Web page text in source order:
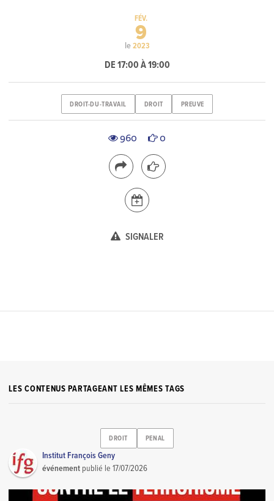
le
FÉV.
9
2023
DE 17:00 À 19:00
DROIT-DU-TRAVAIL DROIT PREUVE
960 0
SIGNALER
LES CONTENUS PARTAGEANT LES MÊMES TAGS
DROIT PENAL
Institut François Geny
événement publié le17/07/2026